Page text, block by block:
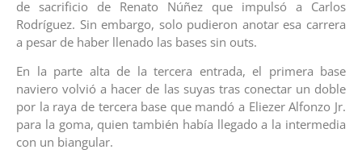
de sacrificio de Renato Núñez que impulsó a Carlos
Rodríguez. Sin embargo, solo pudieron anotar esa carrera
a pesar de haber llenado las bases sin outs.
En la parte alta de la tercera entrada, el primera base
naviero volvió a hacer de las suyas tras conectar un doble
por la raya de tercera base que mandó a Eliezer Alfonzo Jr.
para la goma, quien también había llegado a la intermedia
con un biangular.